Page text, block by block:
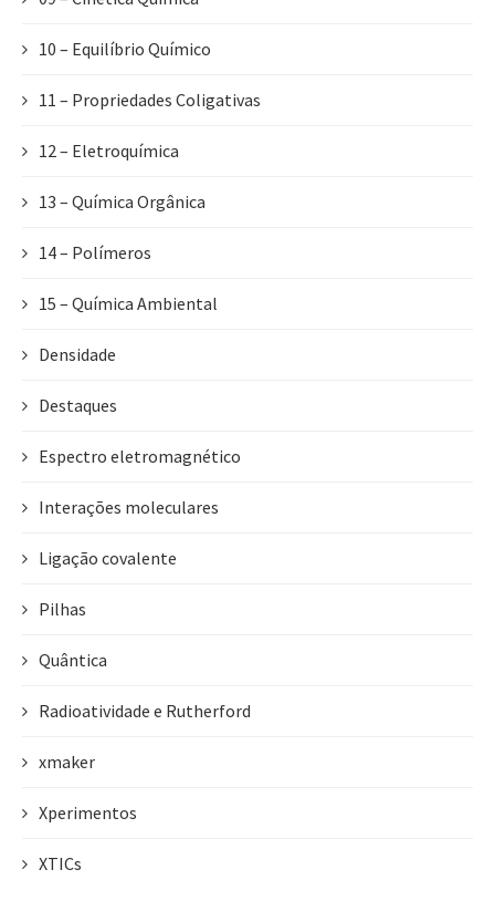
10 – Equilíbrio Químico
11 – Propriedades Coligativas
12 – Eletroquímica
13 – Química Orgânica
14 – Polímeros
15 – Química Ambiental
Densidade
Destaques
Espectro eletromagnético
Interações moleculares
Ligação covalente
Pilhas
Quântica
Radioatividade e Rutherford
xmaker
Xperimentos
XTICs